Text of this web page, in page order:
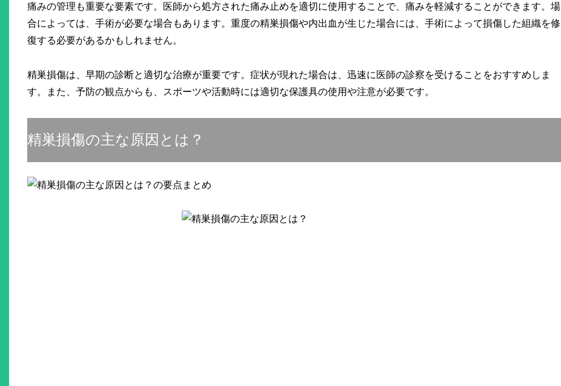
痛みの管理も重要な要素です。医師から処方された痛み止めを適切に使用することで、痛みを軽減することができます。場
合によっては、手術が必要な場合もあります。重度の精巣損傷や内出血が生じた場合には、手術によって損傷した組織を修
復する必要があるかもしれません。
精巣損傷は、早期の診断と適切な治療が重要です。症状が現れた場合は、迅速に医師の診察を受けることをおすすめしま
す。また、予防の観点からも、スポーツや活動時には適切な保護具の使用や注意が必要です。
精巣損傷の主な原因とは？